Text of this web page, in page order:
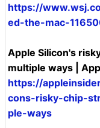
https://
ed-the-mac-
Apple Silicon's
multiple ways |
https://
cons-risky-chip-
ple-ways